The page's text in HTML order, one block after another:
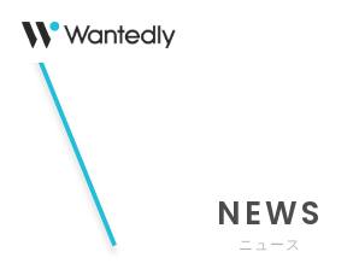
NEWS
ニュース